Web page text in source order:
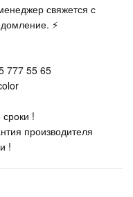
свяжется с
⚡
777 55 65
!
производителя
!